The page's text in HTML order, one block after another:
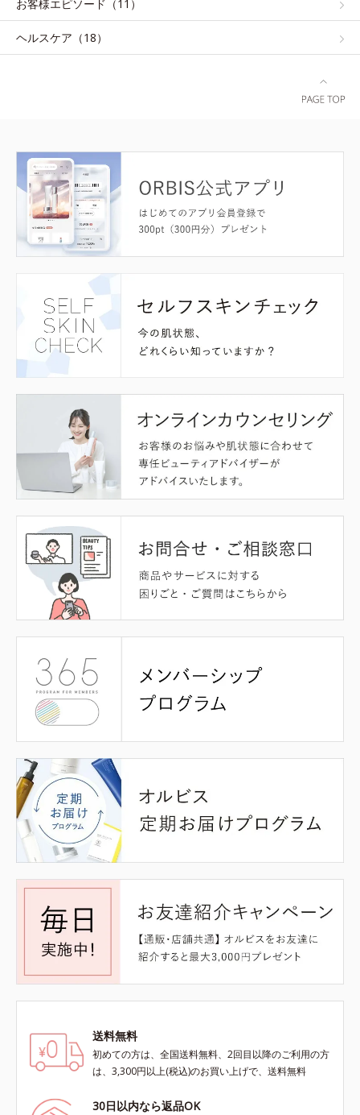
お客様エピソード（11）
ヘルスケア（18）
送料無料
初めての方は、全国送料無料、2回目以降のご利用の方
は、3,300円以上(税込)のお買い上げで、送料無料
30日以内なら返品OK